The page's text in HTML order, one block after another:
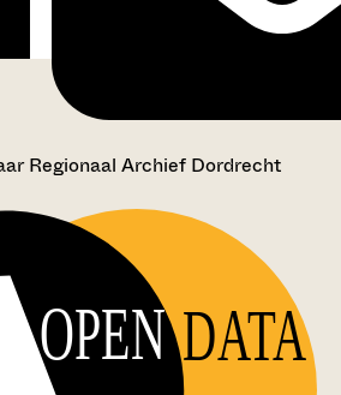
Regionaal Archief Dordrecht
OPEN DATA